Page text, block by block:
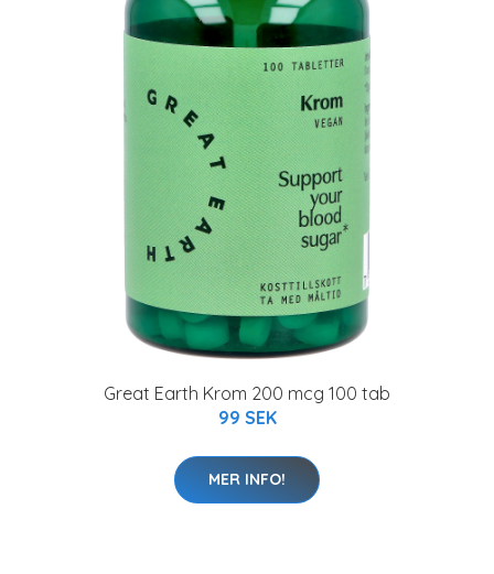
Great Earth Krom 200 mcg 100 tab
99 SEK
MER INFO!